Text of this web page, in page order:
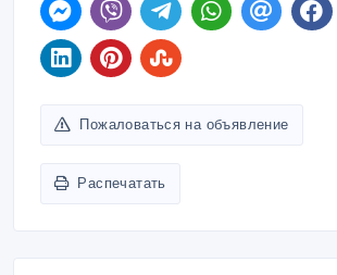
Пожаловаться на объявление
Распечатать